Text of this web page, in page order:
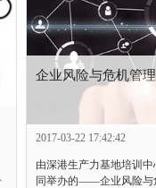
企业风险与危机管
2017-03-22 17:42:42
由深港生产力基地培训
同举办的——企业风险与